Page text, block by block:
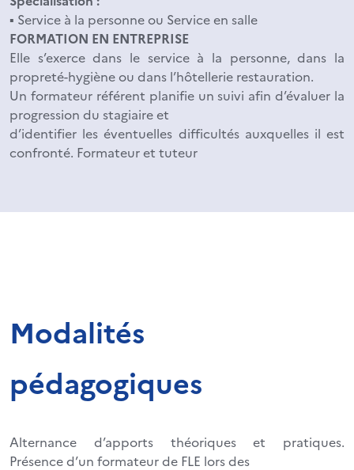
▪ Service à la personne ou Service en salle
FORMATION EN ENTREPRISE
Elle s’exerce dans le service à la personne, dans la
propreté-hygiène ou dans l’hôtellerie restauration.
Un formateur référent planifie un suivi afin d’évaluer la
progression du stagiaire et
d’identifier les éventuelles difficultés auxquelles il est
confronté. Formateur et tuteur
Modalités
pédagogiques
Alternance d’apports théoriques et pratiques.
Présence d’un formateur de FLE lors des